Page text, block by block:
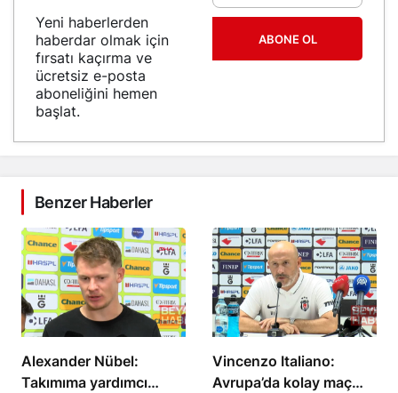
Yeni haberlerden
haberdar olmak için
fırsatı kaçırma ve
ücretsiz e-posta
aboneliğini hemen
başlat.
ABONE OL
Benzer Haberler
Alexander Nübel:
Takımıma yardımcı
Vincenzo Italiano:
Avrupa’da kolay maç